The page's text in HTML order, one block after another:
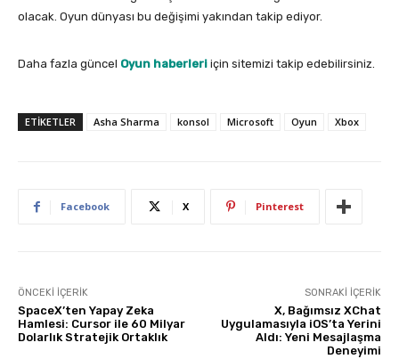
olacak. Oyun dünyası bu değişimi yakından takip ediyor.
Daha fazla güncel Oyun haberleri için sitemizi takip edebilirsiniz.
ETIKETLER Asha Sharma konsol Microsoft Oyun Xbox
Facebook X Pinterest
ÖNCEKI İÇERIK
SpaceX’ten Yapay Zeka
Hamlesi: Cursor ile 60 Milyar
Dolarlık Stratejik Ortaklık
SONRAKI İÇERIK
X, Bağımsız XChat
Uygulamasıyla iOS’ta Yerini
Aldı: Yeni Mesajlaşma
Deneyimi